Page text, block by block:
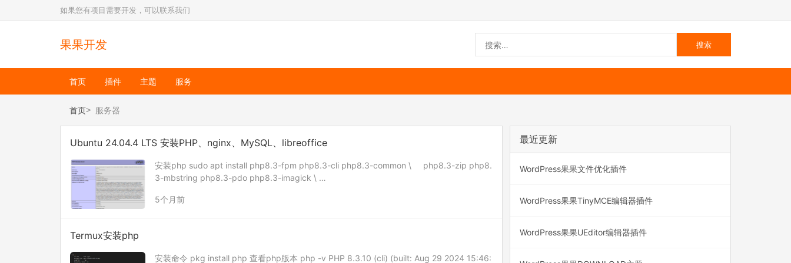
如果您有项目需要开发，可以联系我们
果果开发
首页 插件 主题 服务
首页 服务器
Ubuntu 24.04.4 LTS 安装PHP、nginx、MySQL、libreoffice
安装php sudo apt install php8.3-fpm php8.3-cli php8.3-common \ php8.3-zip php8.
3-mbstring php8.3-pdo php8.3-imagick \ …
5个月前
Termux安装php
安装命令 pkg install php 查看php版本 php -v PHP 8.3.10 (cli) (built: Aug 29 2024 15:46:
最近更新
WordPress果果文件优化插件
WordPress果果TinyMCE编辑器插件
WordPress果果UEditor编辑器插件